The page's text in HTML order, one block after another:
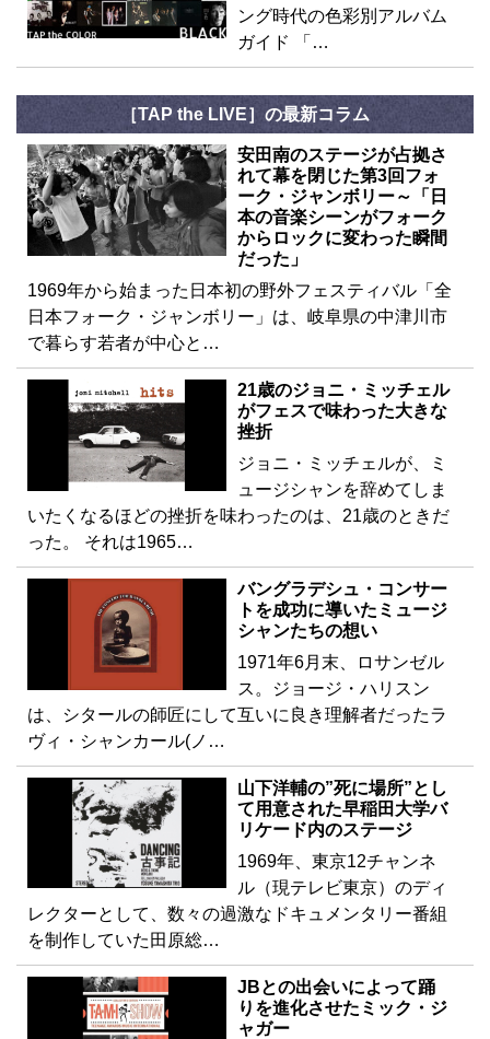
ング時代の色彩別アルバム
ガイド 「…
［TAP the LIVE］の最新コラム
安田南のステージが占拠さ
れて幕を閉じた第3回フォ
ーク・ジャンボリー～「日
本の音楽シーンがフォーク
からロックに変わった瞬間
だった」
1969年から始まった日本初の野外フェスティバル「全
日本フォーク・ジャンボリー」は、岐阜県の中津川市
で暮らす若者が中心と…
21歳のジョニ・ミッチェル
がフェスで味わった大きな
挫折
ジョニ・ミッチェルが、ミ
ュージシャンを辞めてしま
いたくなるほどの挫折を味わったのは、21歳のときだ
った。 それは1965…
バングラデシュ・コンサー
トを成功に導いたミュージ
シャンたちの想い
1971年6月末、ロサンゼル
ス。ジョージ・ハリスン
は、シタールの師匠にして互いに良き理解者だったラ
ヴィ・シャンカール(ノ…
山下洋輔の”死に場所”とし
て用意された早稲田大学バ
リケード内のステージ
1969年、東京12チャンネ
ル（現テレビ東京）のディ
レクターとして、数々の過激なドキュメンタリー番組
を制作していた田原総…
JBとの出会いによって踊
りを進化させたミック・ジ
ャガー